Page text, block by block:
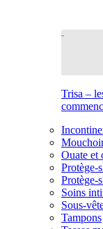
Trisa –
Ouate et
Protège-
Protège-
Soins
Sous-
Tampons